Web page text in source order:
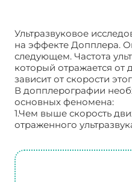
Ультразвуковое
на эффекте Допплера.
следующем. Частота
который отражается от
зависит от скорости
В допплерографии
основных феномена:
1.Чем выше скорость
отраженного